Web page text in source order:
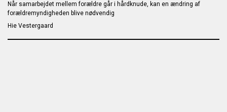
Når samarbejdet mellem forældre går i hårdknude, kan en ændring af
forældremyndigheden blive nødvendig
Hie Vestergaard